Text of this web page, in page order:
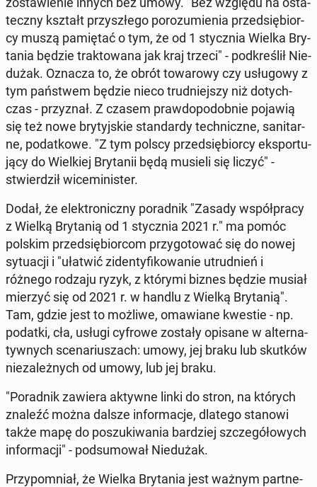
tecz­ny kształt przy­szłe­go po­ro­zu­mie­nia przed­się­bior­
cy muszą pa­mię­tać o tym, że od 1 stycz­nia Wielka Bry­
ta­nia będzie trak­to­wa­na jak kraj trzeci" - pod­kre­ślił Nie­
du­żak. Oznacza to, że obrót to­wa­ro­wy czy usłu­go­wy z
tym pań­stwem będzie nieco trud­niej­szy niż do­tych­
czas - przy­znał. Z czasem praw­do­po­dob­nie pojawią
się też nowe bry­tyj­skie stan­dar­dy tech­nicz­ne, sa­ni­tar­
ne, po­dat­ko­we. "Z tym polscy przed­się­bior­cy eks­por­tu­
ją­cy do Wiel­kiej Bry­ta­nii będą musieli się liczyć" -
stwier­dził wi­ce­mi­ni­ster.
Dodał, że elek­tro­nicz­ny po­rad­nik "Zasady współ­pra­cy
z Wielką Bry­ta­nią od 1 stycz­nia 2021 r." ma pomóc
polskim przed­się­bior­com przy­go­to­wać się do nowej
sy­tu­acji i "ułatwić zi­den­ty­fi­ko­wa­nie utrud­nień i
różnego rodzaju ryzyk, z którymi biznes będzie musiał
mierzyć się od 2021 r. w handlu z Wielką Bry­ta­nią".
Tam, gdzie jest to możliwe, oma­wia­ne kwestie - np.
podatki, cła, usługi cyfrowe zostały opisane w al­ter­na­
tyw­nych sce­na­riu­szach: umowy, jej braku lub skutków
nie­za­leż­nych od umowy, lub jej braku.
"Po­rad­nik zawiera aktywne linki do stron, na których
znaleźć można dalsze in­for­ma­cje, dlatego stanowi
także mapę do po­szu­ki­wa­nia bar­dziej szcze­gó­ło­wych
in­for­ma­cji" - pod­su­mo­wał Nie­du­żak.
Przy­po­mniał, że Wielka Bry­ta­nia jest ważnym part­ne­